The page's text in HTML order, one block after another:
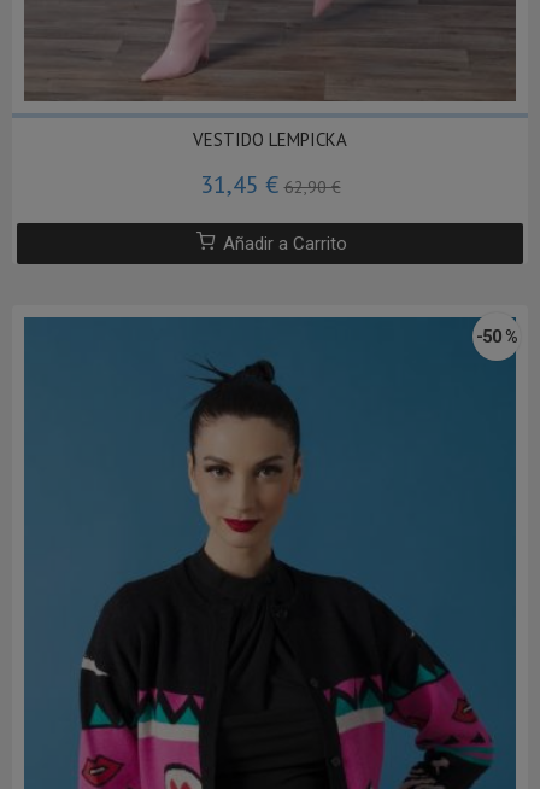
VESTIDO LEMPICKA
31,45 €62,90 €
Añadir a Carrito
-50 %